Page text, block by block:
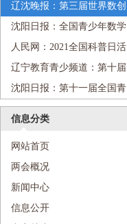
创新思维培养论坛在沈阳举行
辽沈晚报：第三届世界数创
系列活动启动，包括十项子活
沈阳日报：全国青少年数学
创新系列活动在省实验中学启
人民网：2021全国科普日活
动第三届世界数创系列活动启
辽宁教育青少频道：第十届
全国青少年数创系列活动正式
启动
沈阳日报：第十一届全国青
少年数学创新系列活动启动
信息分类
网站首页
两会概况
新闻中心
信息公开